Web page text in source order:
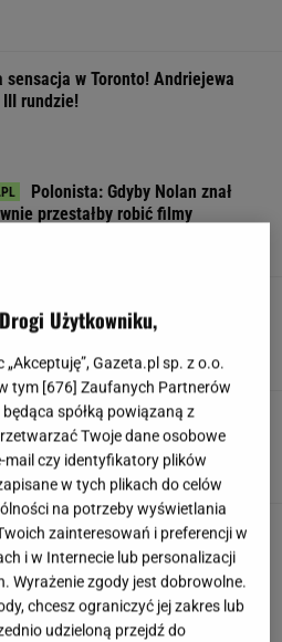
sensacja w Toronto! Andriejewa
rundzie!
Polonista: Gdyby Nolan znał
przestałby robić filmy
"Znalazł się w pułapce"
najprostszy syrop z mięty, jaki
rewelacyjnie
Użytkowniku,
Gazeta.pl sp. z o.o.
tym [676] Zaufanych Partnerów
spółką powiązaną z
Twoje dane osobowe
mail czy identyfikatory plików
w tych plikach do celów
na potrzeby wyświetlania
zainteresowań i preferencji w
i w Internecie lub personalizacji
Wyrażenie zgody jest dobrowolne.
chcesz ograniczyć jej zakres lub
udzieloną przejdź do